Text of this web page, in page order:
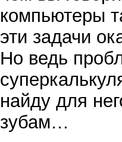
компьютеры
эти задачи
Но ведь
найду для
зубам…